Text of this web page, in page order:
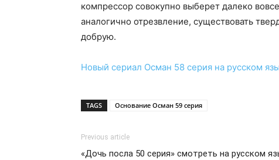
компрессор совокупно выберет далеко
аналогично отрезвление, существовать
добрую.
Новый сериал Осман 58 серия на русском
TAGS Основание Осман 59 серия
Previous article
«Дочь посла 50 серия» смотреть на русском